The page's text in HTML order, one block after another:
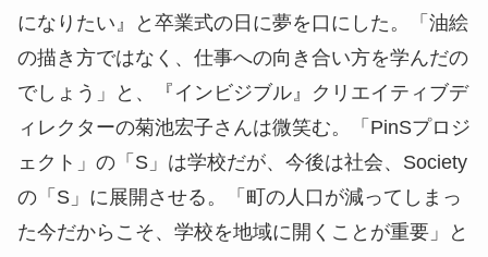
になりたい』と卒業式の日に夢を口にした。「油絵
の描き方ではなく、仕事への向き合い方を学んだの
でしょう」と、『インビジブル』クリエイティブデ
ィレクターの菊池宏子さんは微笑む。「PinSプロジ
ェクト」の「S」は学校だが、今後は社会、Society
の「S」に展開させる。「町の人口が減ってしまっ
た今だからこそ、学校を地域に開くことが重要」と